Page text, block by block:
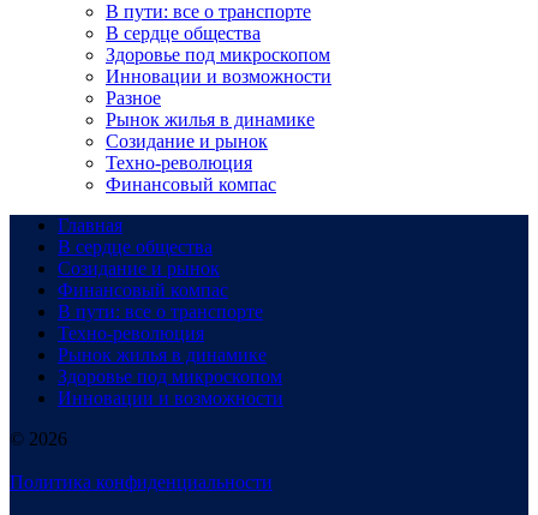
В пути: все о транспорте
В сердце общества
Здоровье под микроскопом
Инновации и возможности
Разное
Рынок жилья в динамике
Созидание и рынок
Техно-революция
Финансовый компас
Главная
В сердце общества
Созидание и рынок
Финансовый компас
В пути: все о транспорте
Техно-революция
Рынок жилья в динамике
Здоровье под микроскопом
Инновации и возможности
© 2026
Политика конфиденциальности